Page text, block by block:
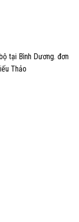
tại Bình Dương. đơn
Thảo